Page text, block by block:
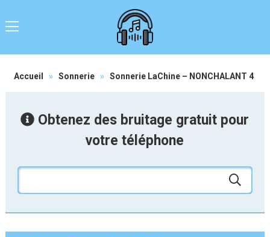
Accueil » Sonnerie » Sonnerie LaChine – NONCHALANT 4
Obtenez des bruitage gratuit pour
votre téléphone